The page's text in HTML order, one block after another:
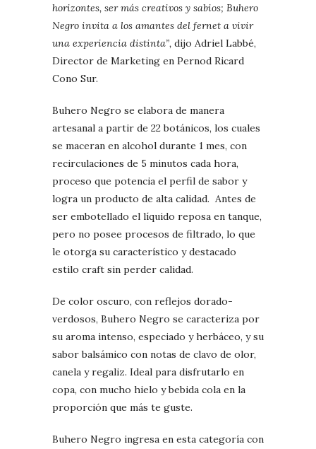
horizontes, ser más creativos y sabios; Buhero
Negro invita a los amantes del fernet a vivir
una experiencia distinta”, dijo Adriel Labbé,
Director de Marketing en Pernod Ricard
Cono Sur.
Buhero Negro se elabora de manera
artesanal a partir de 22 botánicos, los cuales
se maceran en alcohol durante 1 mes, con
recirculaciones de 5 minutos cada hora,
proceso que potencia el perfil de sabor y
logra un producto de alta calidad. Antes de
ser embotellado el líquido reposa en tanque,
pero no posee procesos de filtrado, lo que
le otorga su característico y destacado
estilo craft sin perder calidad.
De color oscuro, con reflejos dorado-
verdosos, Buhero Negro se caracteriza por
su aroma intenso, especiado y herbáceo, y su
sabor balsámico con notas de clavo de olor,
canela y regaliz. Ideal para disfrutarlo en
copa, con mucho hielo y bebida cola en la
proporción que más te guste.
Buhero Negro ingresa en esta categoría con